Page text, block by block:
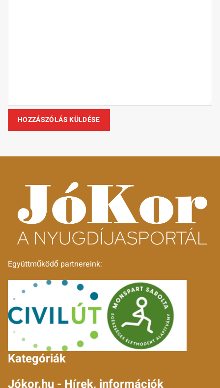
Együttműködő partnereink:
Kategóriák
Jókor.hu - Hírek, információk